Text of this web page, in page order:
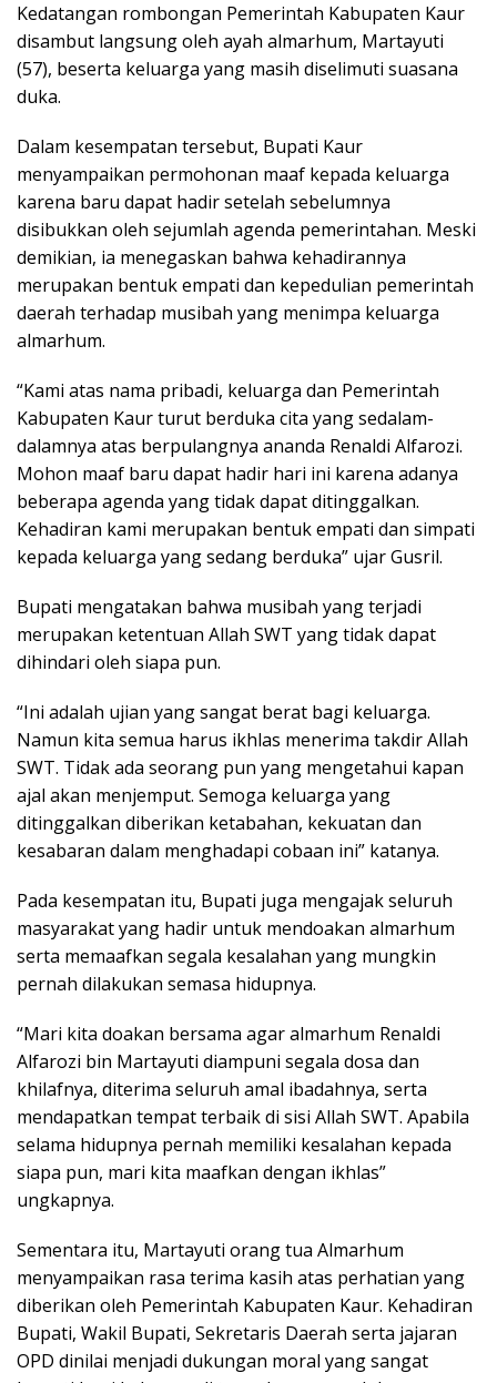
Kedatangan rombongan Pemerintah Kabupaten Kaur
disambut langsung oleh ayah almarhum, Martayuti
(57), beserta keluarga yang masih diselimuti suasana
duka.
Dalam kesempatan tersebut, Bupati Kaur
menyampaikan permohonan maaf kepada keluarga
karena baru dapat hadir setelah sebelumnya
disibukkan oleh sejumlah agenda pemerintahan. Meski
demikian, ia menegaskan bahwa kehadirannya
merupakan bentuk empati dan kepedulian pemerintah
daerah terhadap musibah yang menimpa keluarga
almarhum.
“Kami atas nama pribadi, keluarga dan Pemerintah
Kabupaten Kaur turut berduka cita yang sedalam-
dalamnya atas berpulangnya ananda Renaldi Alfarozi.
Mohon maaf baru dapat hadir hari ini karena adanya
beberapa agenda yang tidak dapat ditinggalkan.
Kehadiran kami merupakan bentuk empati dan simpati
kepada keluarga yang sedang berduka” ujar Gusril.
Bupati mengatakan bahwa musibah yang terjadi
merupakan ketentuan Allah SWT yang tidak dapat
dihindari oleh siapa pun.
“Ini adalah ujian yang sangat berat bagi keluarga.
Namun kita semua harus ikhlas menerima takdir Allah
SWT. Tidak ada seorang pun yang mengetahui kapan
ajal akan menjemput. Semoga keluarga yang
ditinggalkan diberikan ketabahan, kekuatan dan
kesabaran dalam menghadapi cobaan ini” katanya.
Pada kesempatan itu, Bupati juga mengajak seluruh
masyarakat yang hadir untuk mendoakan almarhum
serta memaafkan segala kesalahan yang mungkin
pernah dilakukan semasa hidupnya.
“Mari kita doakan bersama agar almarhum Renaldi
Alfarozi bin Martayuti diampuni segala dosa dan
khilafnya, diterima seluruh amal ibadahnya, serta
mendapatkan tempat terbaik di sisi Allah SWT. Apabila
selama hidupnya pernah memiliki kesalahan kepada
siapa pun, mari kita maafkan dengan ikhlas”
ungkapnya.
Sementara itu, Martayuti orang tua Almarhum
menyampaikan rasa terima kasih atas perhatian yang
diberikan oleh Pemerintah Kabupaten Kaur. Kehadiran
Bupati, Wakil Bupati, Sekretaris Daerah serta jajaran
OPD dinilai menjadi dukungan moral yang sangat